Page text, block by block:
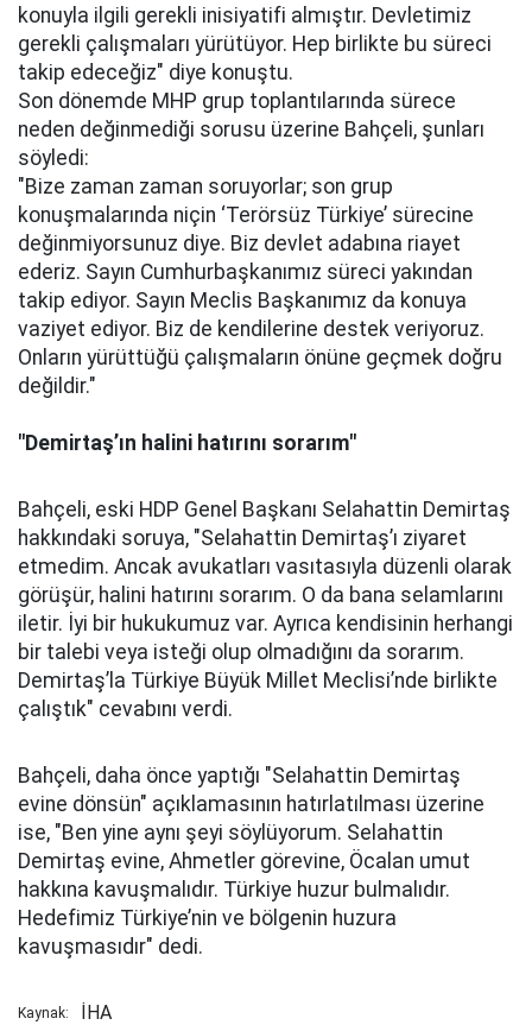
konuyla ilgili gerekli inisiyatifi almıştır. Devletimiz
gerekli çalışmaları yürütüyor. Hep birlikte bu süreci
takip edeceğiz" diye konuştu.
Son dönemde MHP grup toplantılarında sürece
neden değinmediği sorusu üzerine Bahçeli, şunları
söyledi:
"Bize zaman zaman soruyorlar; son grup
konuşmalarında niçin ‘Terörsüz Türkiye’ sürecine
değinmiyorsunuz diye. Biz devlet adabına riayet
ederiz. Sayın Cumhurbaşkanımız süreci yakından
takip ediyor. Sayın Meclis Başkanımız da konuya
vaziyet ediyor. Biz de kendilerine destek veriyoruz.
Onların yürüttüğü çalışmaların önüne geçmek doğru
değildir."
"Demirtaş’ın halini hatırını sorarım"
Bahçeli, eski HDP Genel Başkanı Selahattin Demirtaş
hakkındaki soruya, "Selahattin Demirtaş’ı ziyaret
etmedim. Ancak avukatları vasıtasıyla düzenli olarak
görüşür, halini hatırını sorarım. O da bana selamlarını
iletir. İyi bir hukukumuz var. Ayrıca kendisinin herhangi
bir talebi veya isteği olup olmadığını da sorarım.
Demirtaş’la Türkiye Büyük Millet Meclisi’nde birlikte
çalıştık" cevabını verdi.
Bahçeli, daha önce yaptığı "Selahattin Demirtaş
evine dönsün" açıklamasının hatırlatılması üzerine
ise, "Ben yine aynı şeyi söylüyorum. Selahattin
Demirtaş evine, Ahmetler görevine, Öcalan umut
hakkına kavuşmalıdır. Türkiye huzur bulmalıdır.
Hedefimiz Türkiye’nin ve bölgenin huzura
kavuşmasıdır" dedi.
Kaynak: İHA